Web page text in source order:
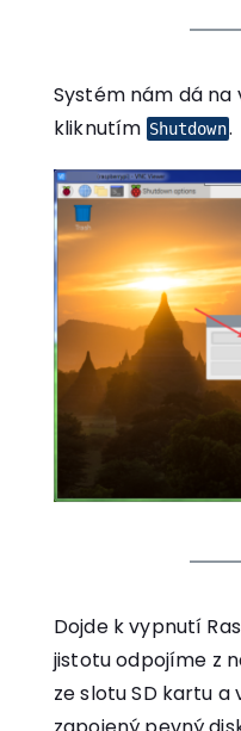
Systém nám dá
kliknutím Shutdown.
Dojde k vypnutí
jistotu odpojíme z
ze slotu SD kartu a